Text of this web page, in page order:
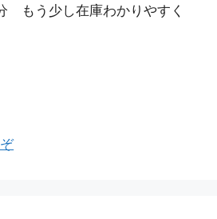
もう少し在庫わかりやすく